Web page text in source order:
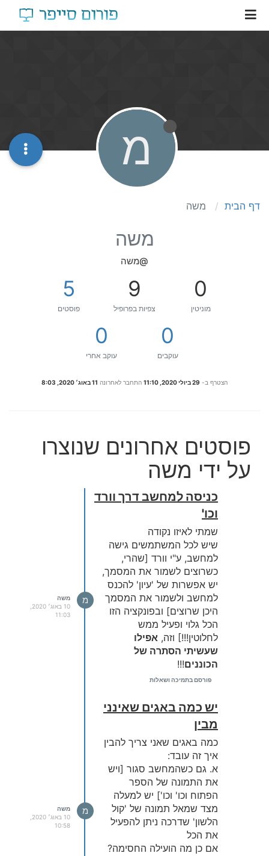
דף הבית משה
מ
משה
@משה
0
מוניטין
9
צפיות בפרופיל
5
פוסטים
0
עוקבים
0
עוקב אחרי
הצטרף ב- 29 ביולי 2020, 11:10 התחבר לאחרונה 11 באוג׳ 2020, 8:03
פוסטים אחרונים שנוצרו
על ידי משה
כניסה למחשב דרך וורד
וכו'
שמתי לאיזו נקודה
שיש לכל המשתמשים גישה
למחשב, ע"י וורד [שהרי,
כשרוצים לשמור את המסמך,
יש אפשרות של 'עיון' להכנס
למחשב ולשמור את המסמך
היכן שרוצים] ובפונקציה הזו
הכל גלוי ופעיל ממש
לחלוטין!!!] וזה, אפילו
שעשיתי הסתרה של
הכוננים!!!
עוד דבר
מחשב וכו', - כשאני עושה
שינויים ולוחץ אח"כ על 'שמור'
- אין שום תגובה
פורסם בתמיכה ושאלות
מ
משה
11:03
יש כמה באגים שאינני
מבין
כמה באגים שאני צריך להבין
איך זה עובד:
א. גם כשהמחשב סגור [ויש
את התמונה של הספר
הפתוח וכו' וכו'] יש למעלה
מצד שמאל תמונה של 'קול
הלשון' שדרכה ניתן להפעיל
את הכל
אם כן מה הועילה החסימה?
מ
משה
10:58